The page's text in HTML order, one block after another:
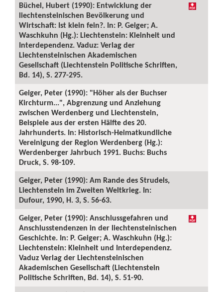
Büchel, Hubert (1990): Entwicklung der
liechtensteinischen Bevölkerung und
Wirtschaft: Ist klein fein?. In: P. Geiger; A.
Waschkuhn (Hg.): Liechtenstein: Kleinheit und
Interdependenz. Vaduz: Verlag der
Liechtensteinischen Akademischen
Gesellschaft (Liechtenstein Politische Schriften,
Bd. 14), S. 277-295.
Geiger, Peter (1990): "Höher als der Buchser
Kirchturm...", Abgrenzung und Anziehung
zwischen Werdenberg und Liechtenstein,
Beispiele aus der ersten Hälfte des 20.
Jahrhunderts. In: Historisch-Heimatkundliche
Vereinigung der Region Werdenberg (Hg.):
Werdenberger Jahrbuch 1991. Buchs: Buchs
Druck, S. 98-109.
Geiger, Peter (1990): Am Rande des Strudels,
Liechtenstein im Zweiten Weltkrieg. In:
Dufour, 1990, H. 3, S. 56-63.
Geiger, Peter (1990): Anschlussgefahren und
Anschlusstendenzen in der liechtensteinischen
Geschichte. In: P. Geiger; A. Waschkuhn (Hg.):
Liechtenstein: Kleinheit und Interdependenz.
Vaduz Verlag der Liechtensteinischen
Akademischen Gesellschaft (Liechtenstein
Politische Schriften, Bd. 14), S. 51-90.